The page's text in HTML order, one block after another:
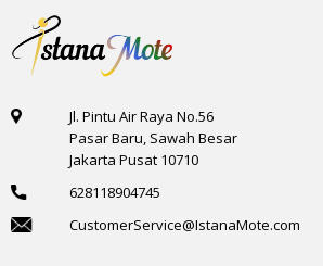
Jl. Pintu Air Raya No.56
Pasar Baru, Sawah Besar
Jakarta Pusat 10710
628118904745
CustomerService@IstanaMote.com